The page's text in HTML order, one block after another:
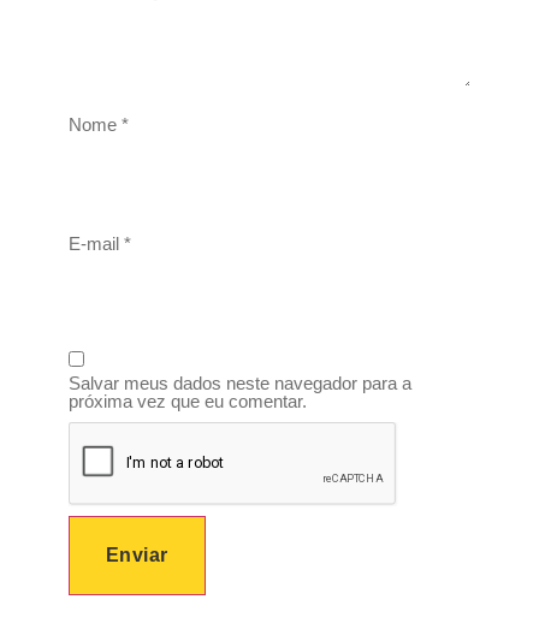
Nome *
E-mail *
Salvar meus dados neste navegador para a
próxima vez que eu comentar.